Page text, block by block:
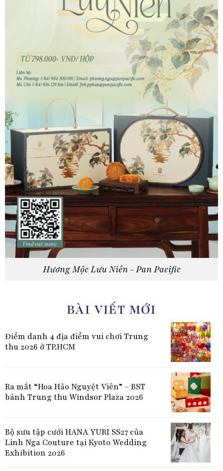
Hương Mộc Lưu Niên - Pan Pacific
BÀI VIẾT MỚI
Điểm danh 4 địa điểm vui chơi Trung
thu 2026 ở TP.HCM
Ra mắt “Hoa Hảo Nguyệt Viên” – BST
bánh Trung thu Windsor Plaza 2026
Bộ sưu tập cưới HANA YURI SS27 của
Linh Nga Couture tại Kyoto Wedding
Exhibition 2026